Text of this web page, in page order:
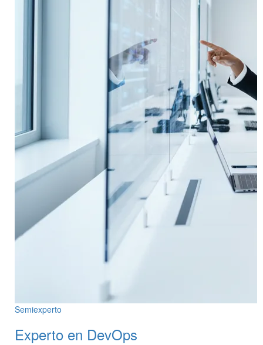
Semiexperto
Experto en DevOps